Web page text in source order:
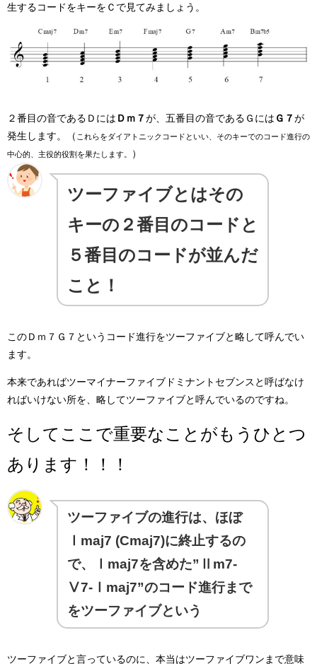
生するコードをキーをＣで見てみましょう。
２番目の音であるＤには Ｄｍ７ が、五番目の音であるＧには Ｇ７ が
発生します。（ これらをダイアトニックコードといい、そのキーでのコード進行の
中心的、主役的役割を果たします。 ）
ツーファイブとはその
キーの２番目のコードと
５番目のコードが並んだ
こと！
このＤｍ７Ｇ７というコード進行をツーファイブと略して呼んでい
ます。
本来であればツーマイナーファイブドミナントセブンスと呼ばなけ
ればいけない所を、略してツーファイブと呼んでいるのですね。
そしてここで重要なことがもうひとつ
あります！！！
ツーファイブの進行は、ほぼ
Ⅰmaj7 (Cmaj7)に終止するの
で、Ⅰmaj7を含めた”Ⅱm7-
Ⅴ7-Ⅰmaj7”のコード進行まで
をツーファイブという
ツーファイブと言っているのに、本当はツーファイブワンまで意味